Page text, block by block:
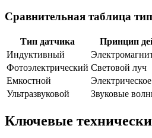
Сравнительная таблица
Тип датчика Принцип
Индуктивный
Фотоэлектрический Световой луч
Емкостной
Ультразвуковой
Звуковые
Ключевые